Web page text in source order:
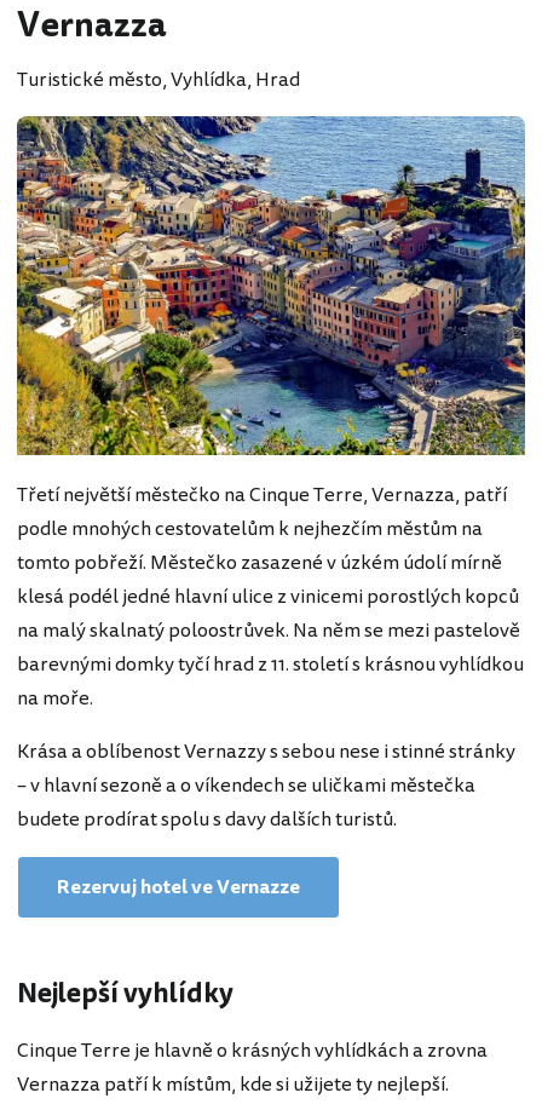
Vernazza
Turistické město, Vyhlídka, Hrad
Třetí největší městečko na Cinque Terre, Vernazza, patří
podle mnohých cestovatelům k nejhezčím městům na
tomto pobřeží. Městečko zasazené v úzkém údolí mírně
klesá podél jedné hlavní ulice z vinicemi porostlých kopců
na malý skalnatý poloostrůvek. Na něm se mezi pastelově
barevnými domky tyčí hrad z 11. století s krásnou vyhlídkou
na moře.
Krása a oblíbenost Vernazzy s sebou nese i stinné stránky
– v hlavní sezoně a o víkendech se uličkami městečka
budete prodírat spolu s davy dalších turistů.
Rezervuj hotel ve Vernazze
Nejlepší vyhlídky
Cinque Terre je hlavně o krásných vyhlídkách a zrovna
Vernazza patří k místům, kde si užijete ty nejlepší.